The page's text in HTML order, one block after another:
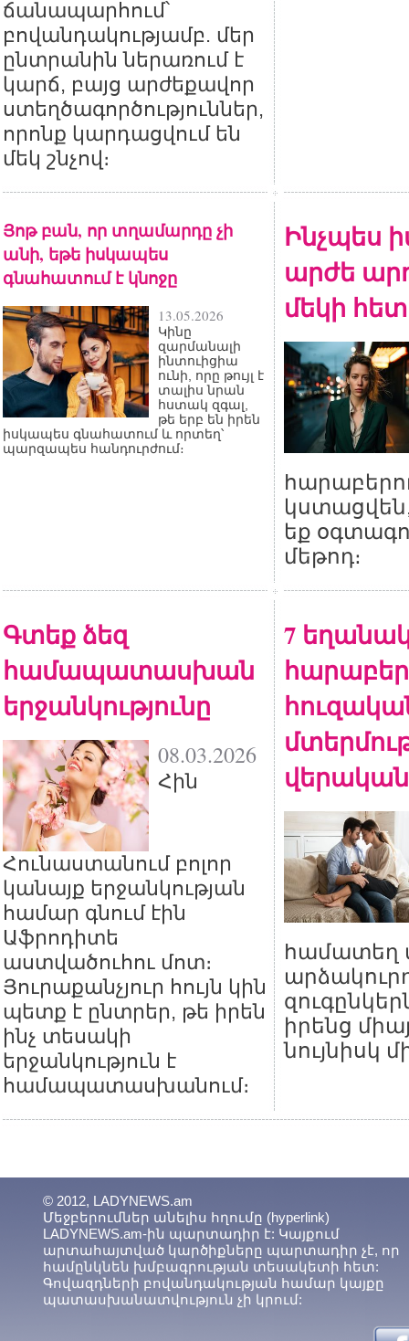
ճանապարհում՝
բովանդակությամբ. մեր
ընտրանին ներառում է
կարճ, բայց արժեքավոր
ստեղծագործություններ,
որոնք կարդացվում են
մեկ շնչով։
Յոթ բան, որ տղամարդը չի
անի, եթե իսկապես
գնահատում է կնոջը
13.05.2026
Կինը
զարմանալի
ինտուիցիա
ունի, որը թույլ է
տալիս նրան
հստակ զգալ,
թե երբ են իրեն
իսկապես գնահատում և որտեղ՝
պարզապես հանդուրժում։
Ինչպես
արժե
մեկի
եք
մեթոդ։
Գտեք ձեզ
համապատասխան
երջանկությունը
08.03.2026
Հին
Հունաստանում բոլոր
կանայք երջանկության
համար գնում էին
Աֆրոդիտե
աստվածուհու մոտ։
Յուրաքանչյուր հույն կին
պետք է ընտրեր, թե իրեն
ինչ տեսակի
երջանկություն է
համապատասխանում։
7
համատեղ
իրենց
նույնիսկ
© 2012, LADYNEWS.am
Մեջբերումներ անելիս հղումը (hyperlink)
LADYNEWS.am-ին պարտադիր է: Կայքում
արտահայտված կարծիքները պարտադիր չէ, որ
համընկնեն խմբագրության տեսակետի հետ:
Գովազդների բովանդակության համար կայքը
պատասխանատվություն չի կրում: